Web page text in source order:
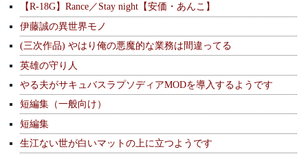
【R-18G】Rance／Stay night【安価・あんこ】
伊藤誠の異世界モノ
(三次作品) やはり俺の悪魔的な業務は間違ってる
英雄の守り人
やる夫がサキュバスラプソディアMODを導入するようです
短編集（一般向け）
短編集
生江ない世が白いマットの上に立つようです